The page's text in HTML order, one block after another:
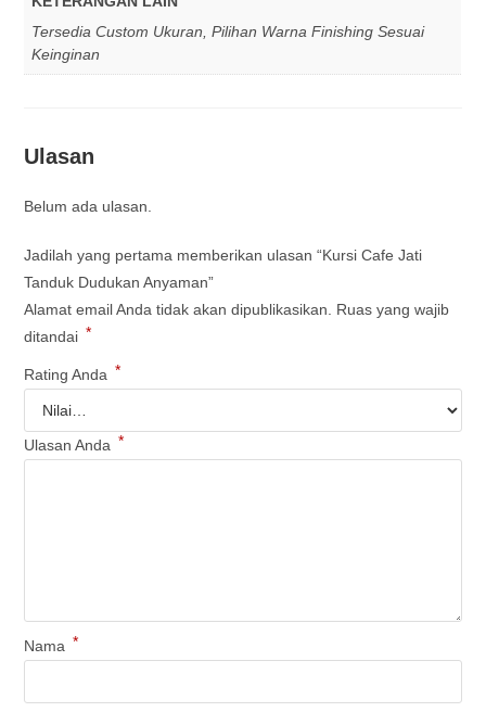
Tersedia Custom Ukuran, Pilihan Warna Finishing Sesuai
Keinginan
Ulasan
Belum ada ulasan.
Jadilah yang pertama memberikan ulasan “Kursi Cafe Jati
Tanduk Dudukan Anyaman”
Alamat email Anda tidak akan dipublikasikan.
Ruas yang wajib
ditandai *
Rating Anda *
Ulasan Anda *
Nama *